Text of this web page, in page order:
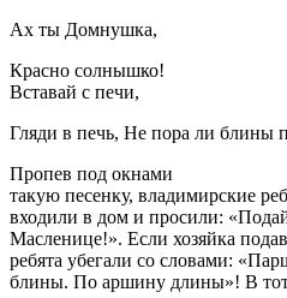
Ах ты Домнушка,
Красно солнышко!
Вставай с печи,
Гляди в печь, Не пора ли блины
Пропев под окнами
такую песенку, владимирские
входили в дом и просили:
Масленице!». Если хозяйка
ребята убегали со словами:
блины. По аршину длины»! В